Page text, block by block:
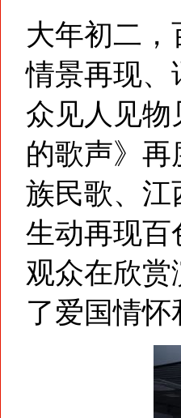
大年初二
情景再现、
众见人见
的歌声》
族民歌、江
生动再现百
观众在欣
了爱国情